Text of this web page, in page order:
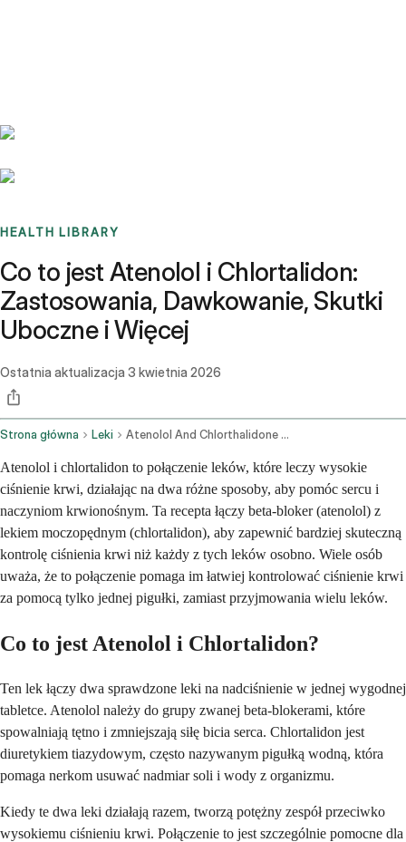
HEALTH LIBRARY
Co to jest Atenolol i Chlortalidon:
Zastosowania, Dawkowanie, Skutki
Uboczne i Więcej
Ostatnia aktualizacja 3 kwietnia 2026
Strona główna Leki Atenolol And Chlorthalidone Oral Route
Atenolol i chlortalidon to połączenie leków, które leczy wysokie
ciśnienie krwi, działając na dwa różne sposoby, aby pomóc sercu i
naczyniom krwionośnym. Ta recepta łączy beta-bloker (atenolol) z
lekiem moczopędnym (chlortalidon), aby zapewnić bardziej skuteczną
kontrolę ciśnienia krwi niż każdy z tych leków osobno. Wiele osób
uważa, że to połączenie pomaga im łatwiej kontrolować ciśnienie krwi
za pomocą tylko jednej pigułki, zamiast przyjmowania wielu leków.
Co to jest Atenolol i Chlortalidon?
Ten lek łączy dwa sprawdzone leki na nadciśnienie w jednej wygodnej
tabletce. Atenolol należy do grupy zwanej beta-blokerami, które
spowalniają tętno i zmniejszają siłę bicia serca. Chlortalidon jest
diuretykiem tiazydowym, często nazywanym pigułką wodną, która
pomaga nerkom usuwać nadmiar soli i wody z organizmu.
Kiedy te dwa leki działają razem, tworzą potężny zespół przeciwko
wysokiemu ciśnieniu krwi. Połączenie to jest szczególnie pomocne dla